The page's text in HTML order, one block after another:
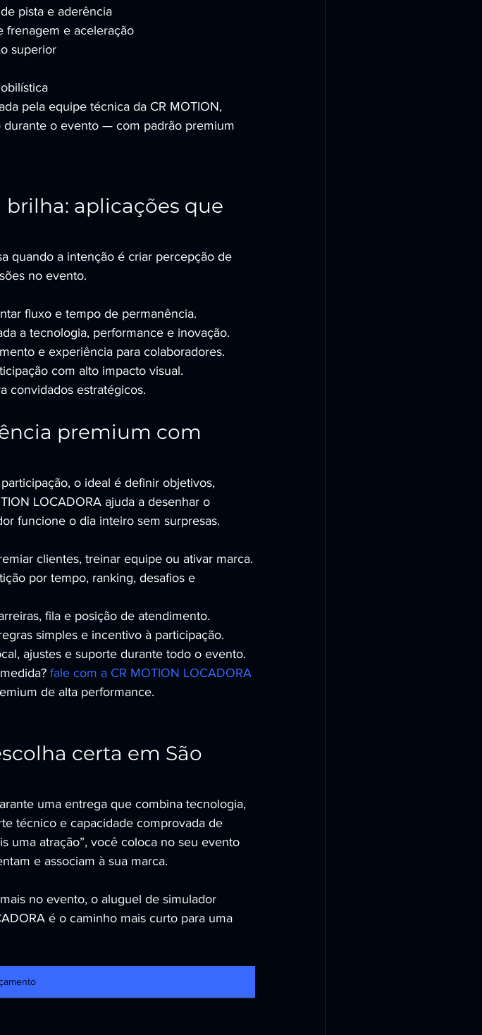
pista e aderência
frenagem e aceleração
superior
pela equipe técnica da CR MOTION,
o evento — com padrão premium
aplicações que
quando a intenção é criar percepção de
no evento.
fluxo e tempo de permanência.
a tecnologia, performance e inovação.
e experiência para colaboradores.
com alto impacto visual.
convidados estratégicos.
premium com
o ideal é definir objetivos,
LOCADORA ajuda a desenhar o
funcione o dia inteiro sem surpresas.
clientes, treinar equipe ou ativar marca.
por tempo, ranking, desafios e
fila e posição de atendimento.
simples e incentivo à participação.
ajustes e suporte durante todo o evento.
fale com a CR MOTION LOCADORA
de alta performance.
certa em São
uma entrega que combina tecnologia,
técnico e capacidade comprovada de
uma atração”, você coloca no seu evento
e associam à sua marca.
no evento, o aluguel de simulador
é o caminho mais curto para uma